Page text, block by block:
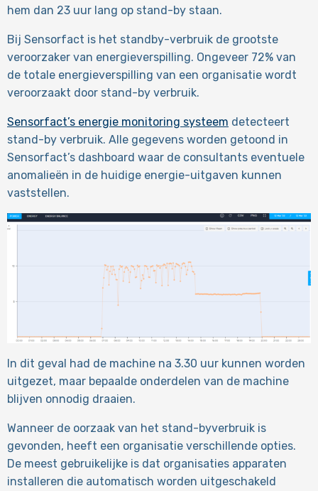
hem dan 23 uur lang op stand-by staan.
Bij Sensorfact is het standby-verbruik de grootste
veroorzaker van energieverspilling. Ongeveer 72% van
de totale energieverspilling van een organisatie wordt
veroorzaakt door stand-by verbruik.
Sensorfact’s energie monitoring systeem detecteert
stand-by verbruik. Alle gegevens worden getoond in
Sensorfact’s dashboard waar de consultants eventuele
anomalieën in de huidige energie-uitgaven kunnen
vaststellen.
In dit geval had de machine na 3.30 uur kunnen worden
uitgezet, maar bepaalde onderdelen van de machine
blijven onnodig draaien.
Wanneer de oorzaak van het stand-byverbruik is
gevonden, heeft een organisatie verschillende opties.
De meest gebruikelijke is dat organisaties apparaten
installeren die automatisch worden uitgeschakeld